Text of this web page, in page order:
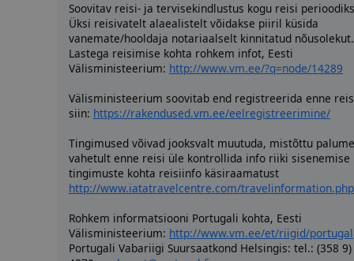
Soovitav reisi- ja tervisekindlustus kogu reisi
Üksi reisivatelt alaealistelt võidakse piiril küsida
vanemate/hooldaja notariaalselt kinnitatud nõusolekut.
Lastega reisimise kohta rohkem infot, Eesti
Välisministeerium: http://www.vm.ee/?q=node/14289
Välisministeerium soovitab end registreerida enne
siin: https://rakendused.vm.ee/eelregistreerimine/
Tingimused võivad jooksvalt muutuda, mistõttu palume
vahetult enne reisi üle kontrollida info riiki sisenemise
tingimuste kohta reisiinfo käsiraamatust
http://www.iatatravelcentre.com/travelinformation.php
Rohkem informatsiooni Portugali kohta, Eesti
Välisministeerium: http://www.vm.ee/et/riigid/portugal
Portugali Vabariigi Suursaatkond Helsingis: tel.: (358 9)